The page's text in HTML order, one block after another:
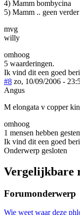
4) Mamm bombycina
5) Mamm .. geen
mvg
willy
omhoog
5 waarderingen.
Ik vind dit een goed
#8 zo, 10/09/2006 -
Angus
M elongata v copper
omhoog
1 mensen hebben
Ik vind dit een goed
Onderwerp gesloten
Vergelijkbare
Forumonderwerp
Wie weet waar deze